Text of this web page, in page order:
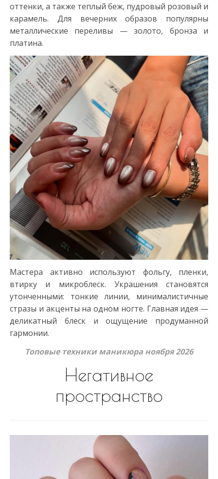
оттенки, а также теплый беж, пудровый розовый и
карамель. Для вечерних образов популярны
металлические переливы — золото, бронза и
платина.
Мастера активно используют фольгу, пленки,
втирку и микроблеск. Украшения становятся
утонченными: тонкие линии, минималистичные
стразы и акценты на одном ногте. Главная идея —
деликатный блеск и ощущение продуманной
гармонии.
Топовые техники маникюра ноября 2026
Негативное
пространство